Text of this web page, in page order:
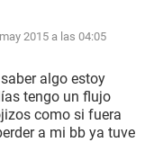
2015 a las 04:05
algo estoy
tengo un flujo
como si fuera
a mi bb ya tuve